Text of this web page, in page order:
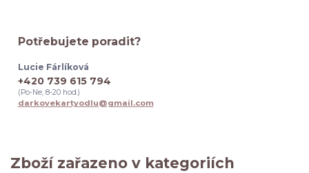
Zboží zařazeno v kategoriích
Potřebujete poradit?
Lucie Fárlíková
+420 739 615 794
(Po-Ne, 8-20 hod.)
darkovekartyodlu@gmail.com